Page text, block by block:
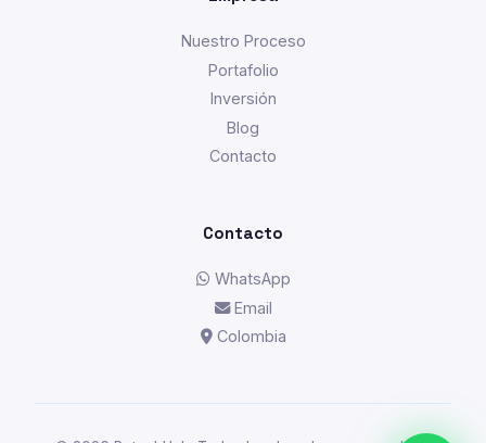
Nuestro Proceso
Portafolio
Inversión
Blog
Contacto
Contacto
WhatsApp
Email
Colombia